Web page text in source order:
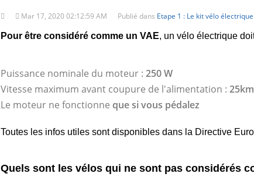
Mar 17, 2020 02:12:59 AM Publié dans Etape 1 : Le kit vélo
Pour être considéré comme un VAE, un vélo électrique
Puissance nominale du moteur :250 W
Vitesse maximum avant coupure de l'alimentation :
Le moteur ne fonctionne que si vous pédalez
Toutes les infos utiles sont disponibles dans la Directive
Quels sont les vélos qui ne sont pas considérés